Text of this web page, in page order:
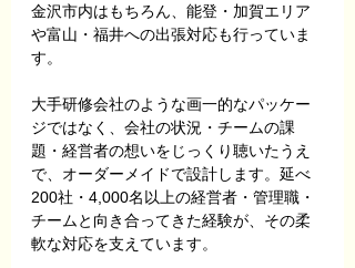
金沢市内はもちろん、能登・加賀エリア
や富山・福井への出張対応も行っていま
す。
大手研修会社のような画一的なパッケー
ジではなく、会社の状況・チームの課
題・経営者の想いをじっくり聴いたうえ
で、オーダーメイドで設計します。延べ
200社・4,000名以上の経営者・管理職・
チームと向き合ってきた経験が、その柔
軟な対応を支えています。